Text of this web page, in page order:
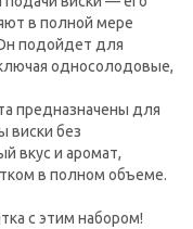
в полной мере
подойдет для
односолодовые,
предназначены для
виски без
вкус и аромат,
в полном объеме.
с этим набором!